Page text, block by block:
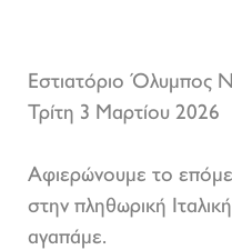
Εστιατόριο Όλυμπος
Τρίτη 3 Μαρτίου 2026
Αφιερώνουμε το
στην πληθωρική
αγαπάμε.